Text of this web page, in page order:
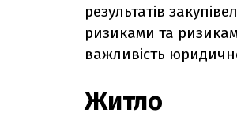
результатів
ризиками та
важливість
Житло